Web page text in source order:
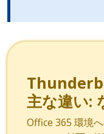
主な違い:
Office 365 環境